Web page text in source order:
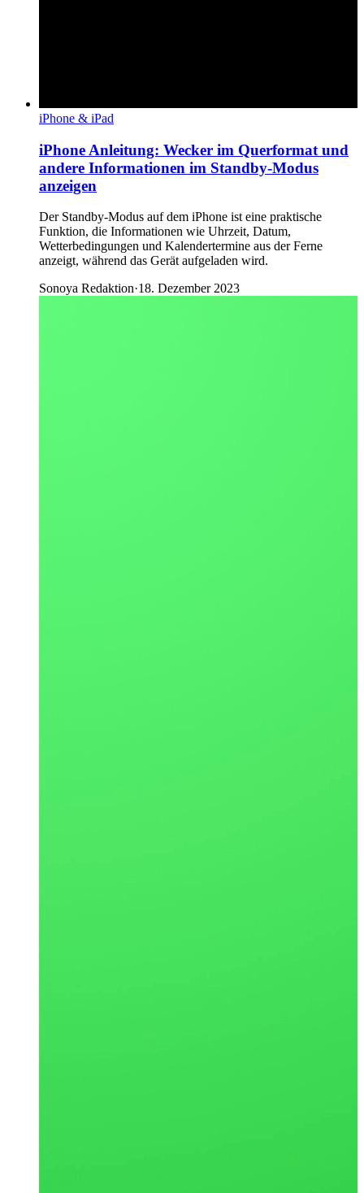
iPhone & iPad
iPhone Anleitung: Wecker im Querformat und
andere Informationen im Standby-Modus
anzeigen
Der Standby-Modus auf dem iPhone ist eine praktische
Funktion, die Informationen wie Uhrzeit, Datum,
Wetterbedingungen und Kalendertermine aus der Ferne
anzeigt, während das Gerät aufgeladen wird.
Sonoya Redaktion·18. Dezember 2023